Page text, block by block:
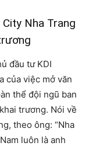
Nha Trang
đầu tư KDI
của việc mở văn
thể đội ngũ ban
trương. Nói về
theo ông: “Nha
luôn là anh